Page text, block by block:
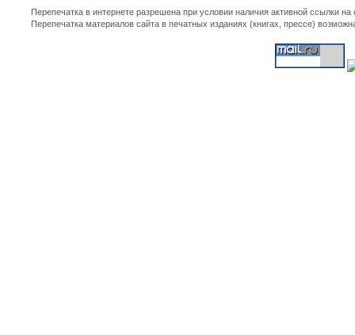
Перепечатка в интернете разрешена при условии наличия активной ссылки на
Перепечатка материалов сайта в печатных изданиях (книгах, прессе)